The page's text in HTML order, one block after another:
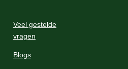
eVeel gestelde
vragen
Blogs